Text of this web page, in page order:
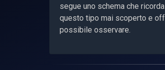
segue uno schema che
questo tipo mai scoperto e
possibile osservare.